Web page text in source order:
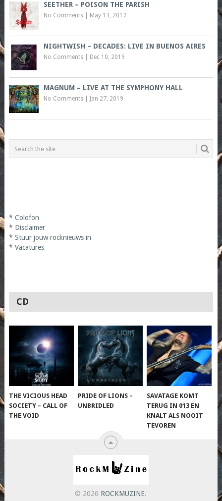
SEETHER – POISON THE PARISH
No Comments| May 13, 2017
NIGHTWISH – DECADES: LIVE IN BUENOS AIRES
No Comments| Dec 10, 2019
MAGNUM – LIVE AT THE SYMPHONY HALL
No Comments| Jan 27, 2019
* Colofon
* Disclaimer
* Stuur jouw rocknieuws in
* Vacatures
CD
THE VICIOUS HEAD
SOCIETY – CALL OF
THE VOID
PRIDE OF LIONS –
UNBRIDLED
SAVATAGE KOMT
TERUG IN 013 EN
KNALT ALS NOOIT
TEVOREN
© 2026 ROCKMUZINE.